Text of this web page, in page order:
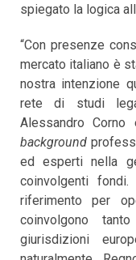
spiegato la logica
“Con presenze
mercato italiano è
nostra intenzione
rete di studi
Alessandro
background
ed esperti nella
coinvolgenti
riferimento per
coinvolgono
giurisdizioni